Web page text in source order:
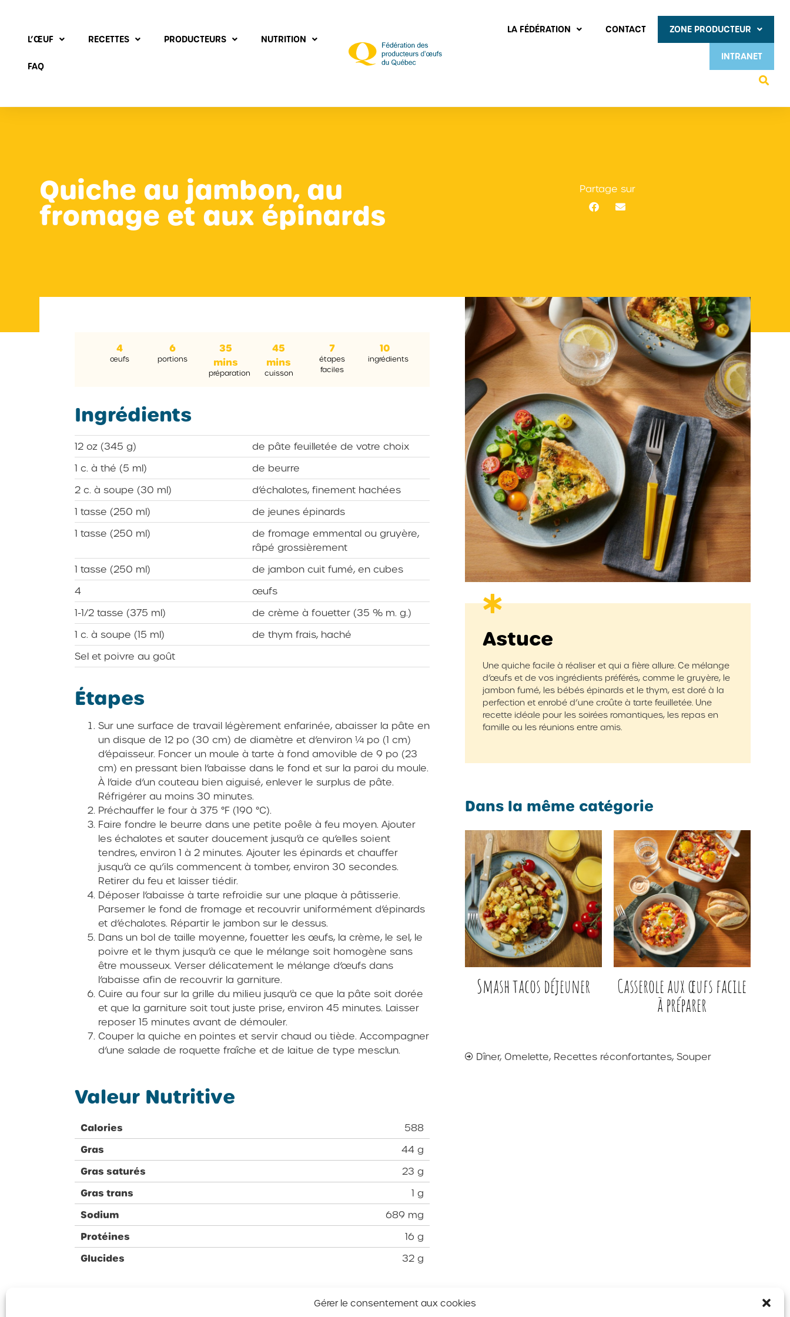
Gérer le consentement aux cookies
L’ŒUF RECETTES PRODUCTEURS NUTRITION
FAQ
LA FÉDÉRATION CONTACT ZONE PRODUCTEUR
INTRANET
Quiche au jambon, au
fromage et aux épinards
Partage sur
4
œufs
6
portions
35
mins
préparation
45
mins
cuisson
7
étapes
faciles
10
ingrédients
Ingrédients
12 oz (345 g)
de pâte feuilletée de votre choix
1 c. à thé (5 ml)
de beurre
2 c. à soupe (30 ml)
d’échalotes, finement hachées
1 tasse (250 ml)
de jeunes épinards
1 tasse (250 ml)
de fromage emmental ou gruyère,
râpé grossièrement
1 tasse (250 ml)
de jambon cuit fumé, en cubes
4
œufs
1-1/2 tasse (375 ml)
de crème à fouetter (35 % m. g.)
1 c. à soupe (15 ml)
de thym frais, haché
Sel et poivre au goût
Étapes
Sur une surface de travail légèrement enfarinée, abaisser la pâte en
un disque de 12 po (30 cm) de diamètre et d’environ ¼ po (1 cm)
d’épaisseur. Foncer un moule à tarte à fond amovible de 9 po (23
cm) en pressant bien l’abaisse dans le fond et sur la paroi du moule.
À l’aide d’un couteau bien aiguisé, enlever le surplus de pâte.
Réfrigérer au moins 30 minutes.
Préchauffer le four à 375 °F (190 °C).
Faire fondre le beurre dans une petite poêle à feu moyen. Ajouter
les échalotes et sauter doucement jusqu’à ce qu’elles soient
tendres, environ 1 à 2 minutes. Ajouter les épinards et chauffer
jusqu’à ce qu’ils commencent à tomber, environ 30 secondes.
Retirer du feu et laisser tiédir.
Déposer l’abaisse à tarte refroidie sur une plaque à pâtisserie.
Parsemer le fond de fromage et recouvrir uniformément d’épinards
et d’échalotes. Répartir le jambon sur le dessus.
Dans un bol de taille moyenne, fouetter les œufs, la crème, le sel, le
poivre et le thym jusqu’à ce que le mélange soit homogène sans
être mousseux. Verser délicatement le mélange d’œufs dans
l’abaisse afin de recouvrir la garniture.
Cuire au four sur la grille du milieu jusqu’à ce que la pâte soit dorée
et que la garniture soit tout juste prise, environ 45 minutes. Laisser
reposer 15 minutes avant de démouler.
Couper la quiche en pointes et servir chaud ou tiède. Accompagner
d’une salade de roquette fraîche et de laitue de type mesclun.
Valeur Nutritive
Calories
588
Gras
44 g
Gras saturés
23 g
Gras trans
1 g
Sodium
689 mg
Protéines
16 g
Glucides
32 g
Astuce
Une quiche facile à réaliser et qui a fière allure. Ce mélange
d’œufs et de vos ingrédients préférés, comme le gruyère, le
jambon fumé, les bébés épinards et le thym, est doré à la
perfection et enrobé d’une croûte à tarte feuilletée. Une
recette idéale pour les soirées romantiques, les repas en
famille ou les réunions entre amis.
Dans la même catégorie
Smash tacos déjeuner Casserole aux œufs facile
à préparer
Dîner, Omelette, Recettes réconfortantes,Souper